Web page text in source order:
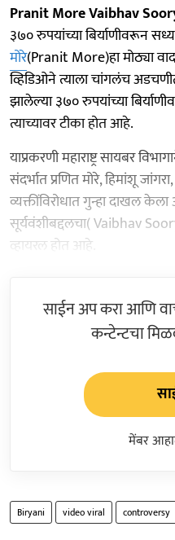
Pranit More Vaibhav
३७० रुपयांच्या बिर्याणीवरून
मोरे(Pranit More)हा मोठ्या
व्हिडिओने त्याला चांगलंच
झालेल्या ३७० रुपयांच्या
त्याच्यावर टीका होत आहे.
याप्रकरणी महाराष्ट्र सायबर
संदर्भात प्रणित मोरे, हिमांशू
व्यक्तींविरोधात गुन्हा दाखल
सूर्यवंशीबद्दलचा( Vaibhav
व्हायरल होत आहे.
साईन अप करा आणि
कन्टेन्टचा
मेंबर
Biryani video viral controversy